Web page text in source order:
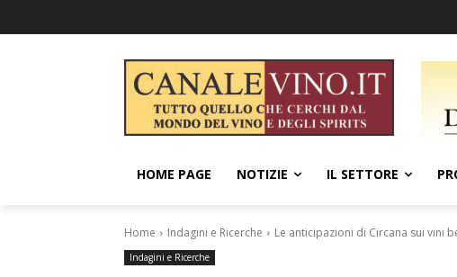
HOME PAGE NOTIZIE IL SETTORE
Home Indagini e Ricerche Le anticipazioni di Circana sui vini
Indagini e Ricerche